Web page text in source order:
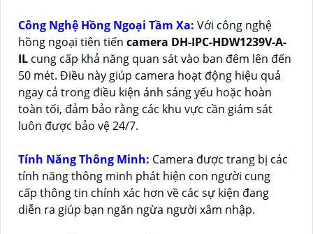
Công Nghệ Hồng Ngoại Tầm Xa: Với công nghệ
hồng ngoại tiên tiến camera DH-IPC-HDW1239V-A-
IL cung cấp khả năng quan sát vào ban đêm lên đến
50 mét. Điều này giúp camera hoạt động hiệu quả
ngay cả trong điều kiện ánh sáng yếu hoặc hoàn
toàn tối, đảm bảo rằng các khu vực cần giám sát
luôn được bảo vệ 24/7.
Tính Năng Thông Minh: Camera được trang bị các
tính năng thông minh phát hiện con người cung
cấp thông tin chính xác hơn về các sự kiện đang
diễn ra giúp bạn ngăn ngừa người xâm nhập.